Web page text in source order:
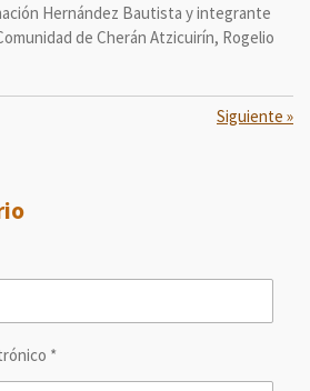
Hernández Bautista y integrante
de Cherán Atzicuirín, Rogelio
Siguiente »
*